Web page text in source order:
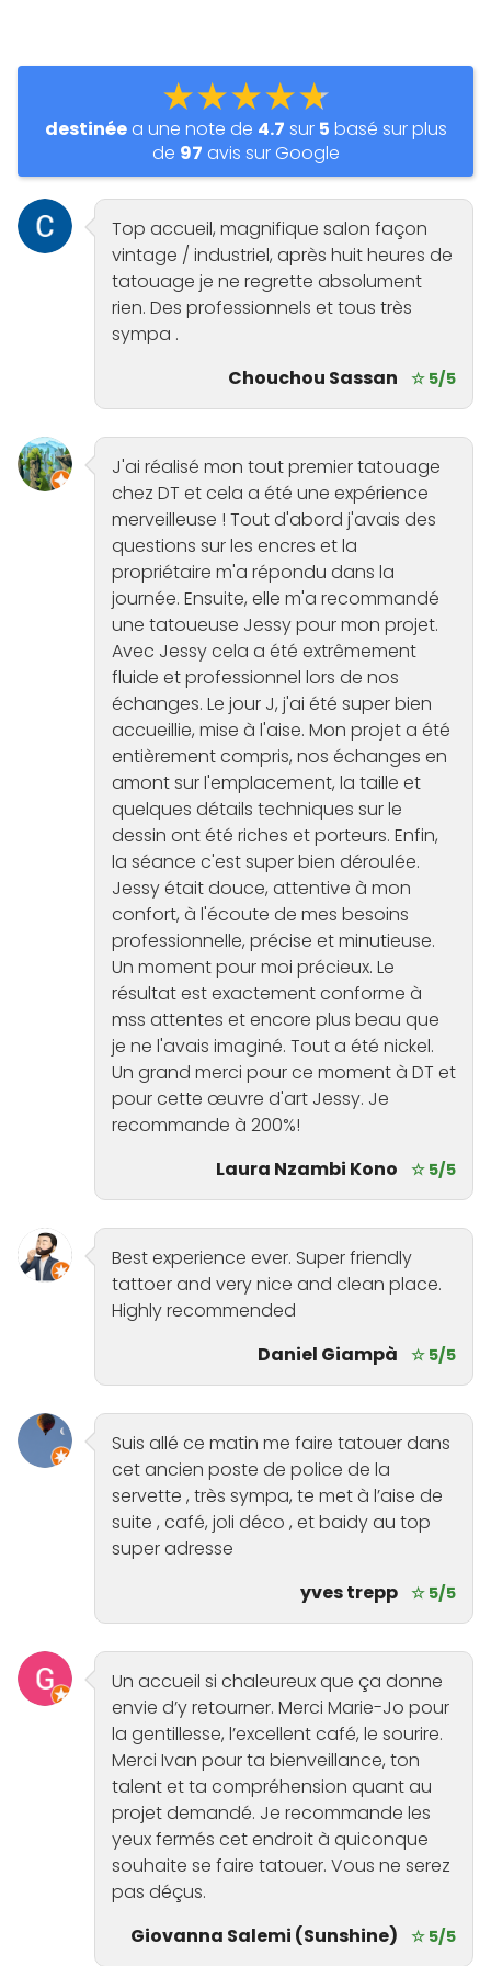
★★★★★
destinéea une note de 4.7 sur 5 basé sur plus
de 97 avis sur Google
Top accueil, magnifique salon façon
vintage / industriel, après huit heures de
tatouage je ne regrette absolument
rien. Des professionnels et tous très
sympa .
Chouchou Sassan
☆ 5/5
J'ai réalisé mon tout premier tatouage
chez DT et cela a été une expérience
merveilleuse ! Tout d'abord j'avais des
questions sur les encres et la
propriétaire m'a répondu dans la
journée. Ensuite, elle m'a recommandé
une tatoueuse Jessy pour mon projet.
Avec Jessy cela a été extrêmement
fluide et professionnel lors de nos
échanges. Le jour J, j'ai été super bien
accueillie, mise à l'aise. Mon projet a été
entièrement compris, nos échanges en
amont sur l'emplacement, la taille et
quelques détails techniques sur le
dessin ont été riches et porteurs. Enfin,
la séance c'est super bien déroulée.
Jessy était douce, attentive à mon
confort, à l'écoute de mes besoins
professionnelle, précise et minutieuse.
Un moment pour moi précieux. Le
résultat est exactement conforme à
mss attentes et encore plus beau que
je ne l'avais imaginé. Tout a été nickel.
Un grand merci pour ce moment à DT et
pour cette œuvre d'art Jessy. Je
recommande à 200%!
Laura Nzambi Kono
☆ 5/5
Best experience ever. Super friendly
tattoer and very nice and clean place.
Highly recommended
Daniel Giampà
☆ 5/5
Suis allé ce matin me faire tatouer dans
cet ancien poste de police de la
servette , très sympa, te met à l’aise de
suite , café, joli déco , et baidy au top
super adresse
yves trepp ☆ 5/5
Un accueil si chaleureux que ça donne
envie d’y retourner. Merci Marie-Jo pour
la gentillesse, l’excellent café, le sourire.
Merci Ivan pour ta bienveillance, ton
talent et ta compréhension quant au
projet demandé. Je recommande les
yeux fermés cet endroit à quiconque
souhaite se faire tatouer. Vous ne serez
pas déçus.
Giovanna Salemi (Sunshine)
☆ 5/5